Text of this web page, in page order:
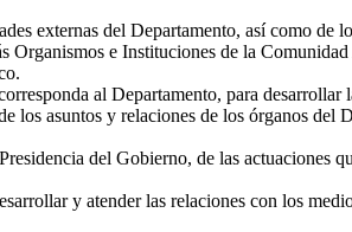
externas del Departamento, así como de
e Instituciones de la
al Departamento, para
asuntos y relaciones de los órganos del
del Gobierno, de las actuaciones
y atender las relaciones con los